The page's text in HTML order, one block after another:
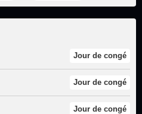
Jour de congé
Jour de congé
Jour de congé